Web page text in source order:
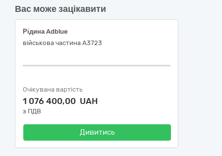
Вас може зацікавити
Рідина Adblue
військова частина А3723
Очікувана вартість
1 076 400,00 UAH
з ПДВ
Дивитись